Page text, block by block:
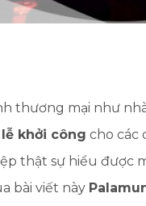
thương mại như
lễ khởi công cho các
thật sự hiểu được
bài viết này